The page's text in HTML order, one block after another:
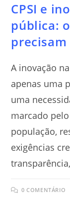
CPSI e
pública:
precisam
A inovação
apenas uma
uma
marcado
população,
exigências
0 COMENTÁRIO